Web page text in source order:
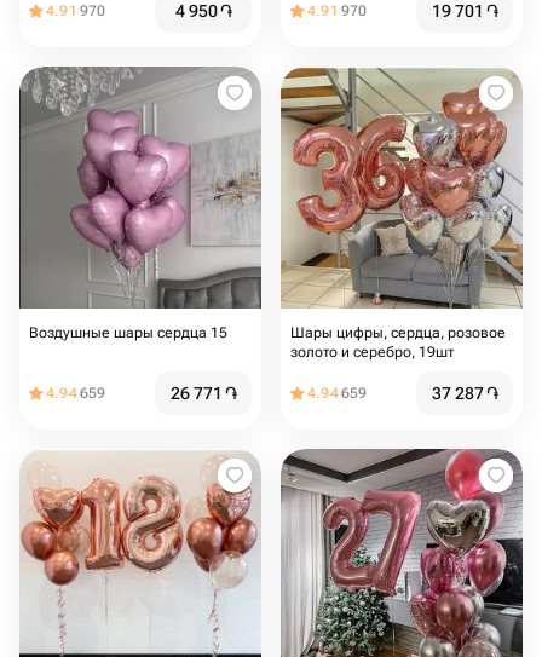
4.91 970 4 950֏ 4.91 970 19 701 ֏
Воздушные шары сердца 15
4.94659 26 771 ֏
Шары цифры, сердца, розовое
золото и серебро, 19шт
4.94659 37 287֏